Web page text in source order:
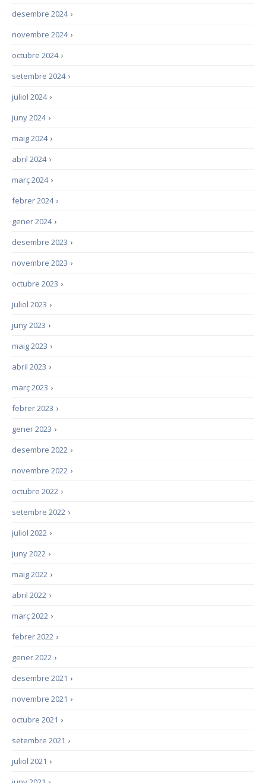
›
desembre 2024
›
novembre 2024
›
octubre 2024
›
setembre 2024
›
juliol 2024
›
juny 2024
›
maig 2024
›
abril 2024
›
març 2024
›
febrer 2024
›
gener 2024
›
desembre 2023
›
novembre 2023
›
octubre 2023
›
juliol 2023
›
juny 2023
›
maig 2023
›
abril 2023
›
març 2023
›
febrer 2023
›
gener 2023
›
desembre 2022
›
novembre 2022
›
octubre 2022
›
setembre 2022
›
juliol 2022
›
juny 2022
›
maig 2022
›
abril 2022
›
març 2022
›
febrer 2022
›
gener 2022
›
desembre 2021
›
novembre 2021
›
octubre 2021
›
setembre 2021
›
juliol 2021